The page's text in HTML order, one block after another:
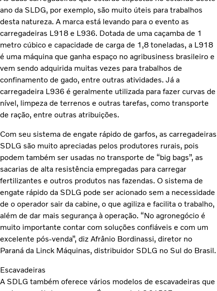
ano da SLDG, por exemplo, são muito úteis para trabalhos
desta natureza. A marca está levando para o evento as
carregadeiras L918 e L936. Dotada de uma caçamba de 1
metro cúbico e capacidade de carga de 1,8 toneladas, a L918
é uma máquina que ganha espaço no agribusiness brasileiro e
vem sendo adquirida muitas vezes para trabalhos de
confinamento de gado, entre outras atividades. Já a
carregadeira L936 é geralmente utilizada para fazer curvas de
nível, limpeza de terrenos e outras tarefas, como transporte
de ração, entre outras atribuições.
Com seu sistema de engate rápido de garfos, as carregadeiras
SDLG são muito apreciadas pelos produtores rurais, pois
podem também ser usadas no transporte de “big bags”, as
sacarias de alta resistência empregadas para carregar
fertilizantes e outros produtos nas fazendas. O sistema de
engate rápido da SDLG pode ser acionado sem a necessidade
de o operador sair da cabine, o que agiliza e facilita o trabalho,
além de dar mais segurança à operação. “No agronegócio é
muito importante contar com soluções confiáveis e com um
excelente pós-venda”, diz Afrânio Bordinassi, diretor no
Paraná da Linck Máquinas, distribuidor SDLG no Sul do Brasil.
Escavadeiras
A SDLG também oferece vários modelos de escavadeiras que